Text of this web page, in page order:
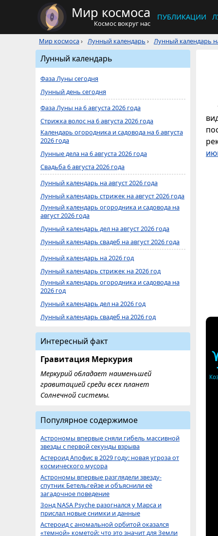
Мир космоса
Космос вокруг нас
ПУБЛИКАЦИИ
Мир космоса› Лунный календарь › Лунный календарь
Лунный календарь
Фаза Луны сегодня
Лунный день сегодня
Фаза Луны на 6 августа 2026 года
Стрижка волос на 6 августа 2026 года
Календарь огородника и садовода на 6 августа
2026 года
Лунные дела на 6 августа 2026 года
Свадьба 6 августа 2026 года
Лунный календарь на август 2026 года
Лунный календарь стрижек на август 2026 года
Лунный календарь огородника и садовода на
август 2026 года
Лунный календарь дел на август 2026 года
Лунный календарь свадеб на август 2026 года
Лунный календарь на 2026 год
Лунный календарь стрижек на 2026 год
Лунный календарь огородника и садовода на
2026 год
Лунный календарь дел на 2026 год
Лунный календарь свадеб на 2026 год
Интересный факт
Гравитация Меркурия
Меркурий обладает наименьшей
гравитацией среди всех планет
Солнечной системы.
Популярное содержимое
Астрономы впервые сняли гибель массивной
звезды с первой секунды взрыва
Астероид Апофис в 2029 году: новая угроза от
космического мусора
Астрономы впервые разглядели звезду-
спутник Бетельгейзе и объяснили её
загадочное поведение
Зонд NASA Psyche разогнался у Марса и
прислал новые снимки и данные
Астероид с аномальной орбитой оказался
«темной» кометой: что это значит для Земли